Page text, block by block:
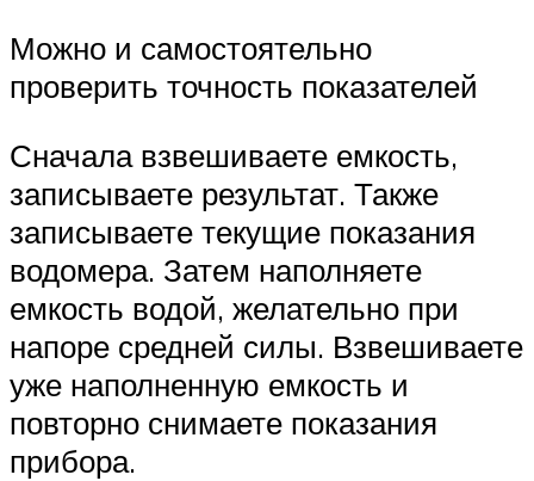
Можно и самостоятельно
проверить точность показателей
Сначала взвешиваете емкость,
записываете результат. Также
записываете текущие показания
водомера. Затем наполняете
емкость водой, желательно при
напоре средней силы. Взвешиваете
уже наполненную емкость и
повторно снимаете показания
прибора.